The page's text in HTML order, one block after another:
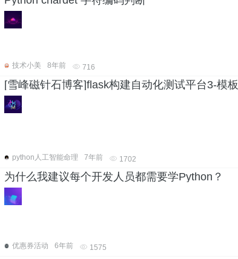
技术小美
8年前 716
[雪峰磁针石博客]flask构建自动化测试平台3-模板
python人工智能命理
7年前 1702
为什么我建议每个开发人员都需要学Python？
优惠券活动
6年前 1575